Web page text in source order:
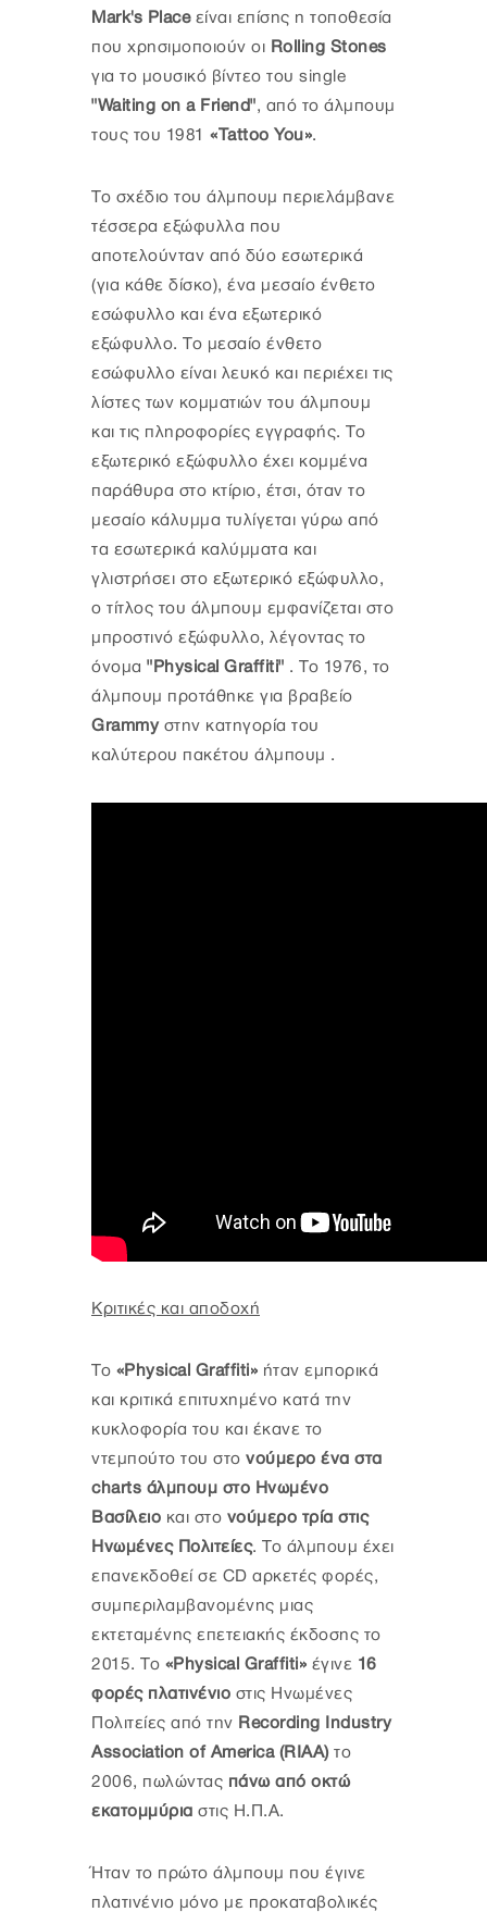
Mark's Placeείναι επίσης η τοποθεσία
που χρησιμοποιούν οι Rolling Stones
για το μουσικό βίντεο του single
"Waiting on a Friend", από το άλμπουμ
τους του 1981 «Tattoo You».
Το σχέδιο του άλμπουμ περιελάμβανε
τέσσερα εξώφυλλα που
αποτελούνταν από δύο εσωτερικά
(για κάθε δίσκο), ένα μεσαίο ένθετο
εσώφυλλο και ένα εξωτερικό
εξώφυλλο. Το μεσαίο ένθετο
εσώφυλλο είναι λευκό και περιέχει τις
λίστες των κομματιών του άλμπουμ
και τις πληροφορίες εγγραφής. Το
εξωτερικό εξώφυλλο έχει κομμένα
παράθυρα στο κτίριο, έτσι, όταν το
μεσαίο κάλυμμα τυλίγεται γύρω από
τα εσωτερικά καλύμματα και
γλιστρήσει στο εξωτερικό εξώφυλλο,
ο τίτλος του άλμπουμ εμφανίζεται στο
μπροστινό εξώφυλλο, λέγοντας το
όνομα "Physical Graffiti" . Το 1976, το
άλμπουμ προτάθηκε για βραβείο
Grammyστην κατηγορία του
καλύτερου πακέτου άλμπουμ .
Κριτικές και αποδοχή
Το «Physical Graffiti» ήταν εμπορικά
και κριτικά επιτυχημένο κατά την
κυκλοφορία του και έκανε το
ντεμπούτο του στο νούμερο ένα στα
charts άλμπουμ στο Ηνωμένο
Βασίλειο και στο νούμερο τρία στις
Ηνωμένες Πολιτείες. Το άλμπουμ έχει
επανεκδοθεί σε CD αρκετές φορές,
συμπεριλαμβανομένης μιας
εκτεταμένης επετειακής έκδοσης το
2015. Το «Physical Graffiti» έγινε 16
φορές πλατινένιο στις Ηνωμένες
Πολιτείες από την Recording Industry
Association of America (RIAA)το
2006, πωλώντας πάνω από οκτώ
εκατομμύρια στις Η.Π.Α.
Ήταν το πρώτο άλμπουμ που έγινε
πλατινένιο μόνο με προκαταβολικές